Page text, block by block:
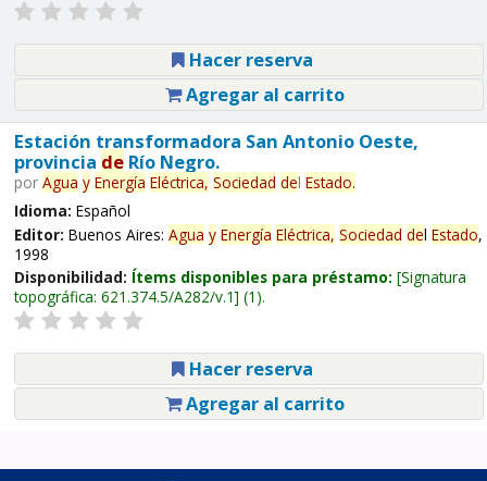
Hacer reserva
Agregar al carrito
Estación transformadora San Antonio Oeste,
provincia deRío Negro.
por Agua y Energía Eléctrica, Sociedad del Estado.
Idioma: Español
Editor: Buenos Aires: Agua y Energía Eléctrica, Sociedad del Estado,
1998
Disponibilidad: Ítems disponibles para préstamo: Signatura
topográfica: 621.374.5/A282/v.1 (1).
Hacer reserva
Agregar al carrito